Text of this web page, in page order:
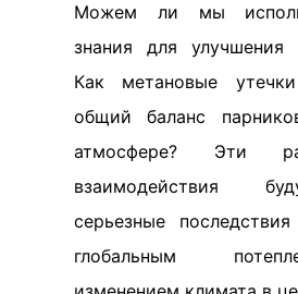
Можем ли мы
знания для улучшения
Как метановые
общий баланс
атмосфере? Эти
взаимодействия
серьезные
глобальным